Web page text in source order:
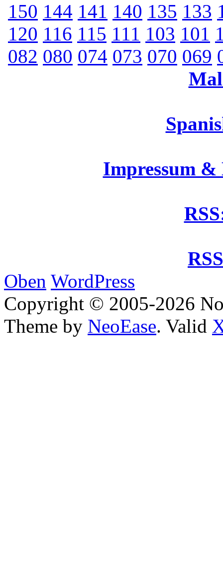
150 144 141 140 135 133
120 116 115 111 103 101
082 080 074 073 070 069
Impressum
Oben WordPress
Copyright © 2005-2026
Theme by NeoEase. Valid